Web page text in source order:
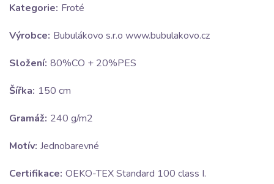
Kategorie: Froté
Výrobce: Bubulákovo s.r.o www.bubulakovo.cz
Složení: 80%CO + 20%PES
Šířka: 150 cm
Gramáž: 240 g/m2
Motív: Jednobarevné
Certifikace: OEKO-TEX Standard 100 class I.